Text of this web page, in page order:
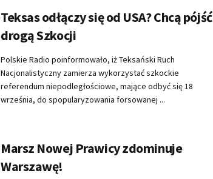
Teksas odłączy się od USA? Chcą pójść
drogą Szkocji
Polskie Radio poinformowało, iż Teksański Ruch
Nacjonalistyczny zamierza wykorzystać szkockie
referendum niepodległościowe, mające odbyć się 18
września, do spopularyzowania forsowanej ...
Marsz Nowej Prawicy zdominuje
Warszawę!